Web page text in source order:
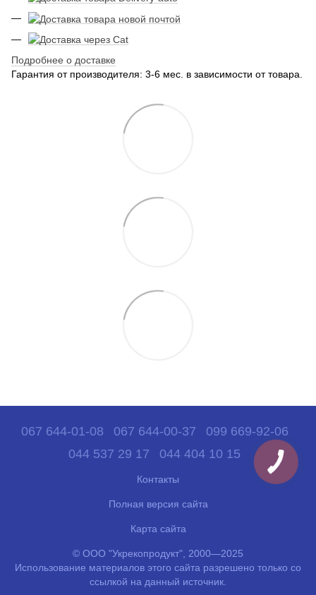
Подробнее о доставке
Гарантия от производителя: 3-6 мес. в зависимости от товара.
067 644-01-08 067 644-00-37
099 669-92-06
044 537 29 17
044 404 10 15
Контакты
Полная версия сайта
Карта сайта
© ООО "Укрекопродукт", 2000—2025
Использование материалов этого сайта разрешено только со
ссылкой на данный источник.